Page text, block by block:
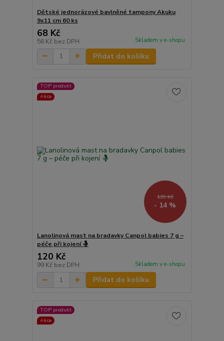
Dětské jednorázové bavlněné tampony Akuku
9x11 cm 60 ks
68 Kč
56 Kč bez DPH Skladem v e-shopu
Přidat do košíku
TOP produkt
Akce
139 Kč
- 14 %
Lanolinová mast na bradavky Canpol babies 7 g –
péče při kojení 🤱
120 Kč
99 Kč bez DPH Skladem v e-shopu
Přidat do košíku
TOP produkt
Akce